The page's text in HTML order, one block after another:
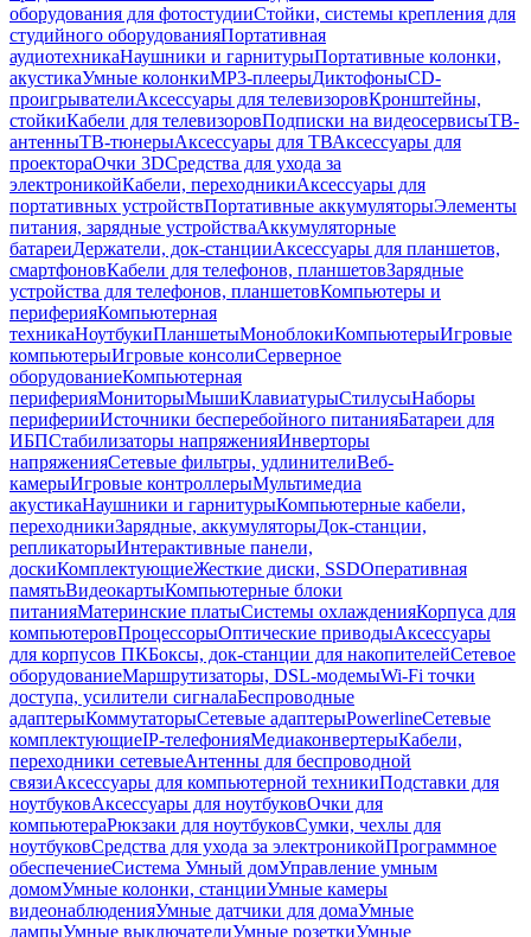
оборудования для фотостудииСтойки, системы крепления для
студийного оборудованияПортативная
аудиотехникаНаушники и гарнитурыПортативные колонки,
акустикаУмные колонкиMP3-плеерыДиктофоныCD-
проигрывателиАксессуары для телевизоровКронштейны,
стойкиКабели для телевизоровПодписки на видеосервисыТВ-
антенныТВ-тюнерыАксессуары для ТВАксессуары для
проектораОчки 3DСредства для ухода за
электроникойКабели, переходникиАксессуары для
портативных устройствПортативные аккумуляторыЭлементы
питания, зарядные устройстваАккумуляторные
батареиДержатели, док-станцииАксессуары для планшетов,
смартфоновКабели для телефонов, планшетовЗарядные
устройства для телефонов, планшетовКомпьютеры и
периферияКомпьютерная
техникаНоутбукиПланшетыМоноблокиКомпьютерыИгровые
компьютерыИгровые консолиСерверное
оборудованиеКомпьютерная
периферияМониторыМышиКлавиатурыСтилусыНаборы
периферииИсточники бесперебойного питанияБатареи для
ИБПСтабилизаторы напряженияИнверторы
напряженияСетевые фильтры, удлинителиВеб-
камерыИгровые контроллерыМультимедиа
акустикаНаушники и гарнитурыКомпьютерные кабели,
переходникиЗарядные, аккумуляторыДок-станции,
репликаторыИнтерактивные панели,
доскиКомплектующиеЖесткие диски, SSDОперативная
памятьВидеокартыКомпьютерные блоки
питанияМатеринские платыСистемы охлажденияКорпуса для
компьютеровПроцессорыОптические приводыАксессуары
для корпусов ПКБоксы, док-станции для накопителейСетевое
оборудованиеМаршрутизаторы, DSL-модемыWi-Fi точки
доступа, усилители сигналаБеспроводные
адаптерыКоммутаторыСетевые адаптерыPowerlineСетевые
комплектующиеIP-телефонияМедиаконвертерыКабели,
переходники сетевыеАнтенны для беспроводной
связиАксессуары для компьютерной техникиПодставки для
ноутбуковАксессуары для ноутбуковОчки для
компьютераРюкзаки для ноутбуковСумки, чехлы для
ноутбуковСредства для ухода за электроникойПрограммное
обеспечениеСистема Умный домУправление умным
домомУмные колонки, станцииУмные камеры
видеонаблюденияУмные датчики для домаУмные
лампыУмные выключателиУмные розеткиУмные